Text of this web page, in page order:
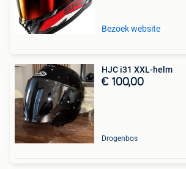
Bezoek website
HJC i31 XXL-helm
€ 100,00
Drogenbos